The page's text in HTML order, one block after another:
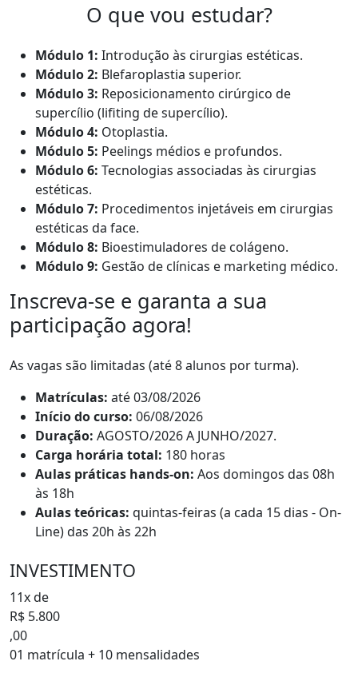
O que vou estudar?
Módulo 1: Introdução às cirurgias estéticas.
Módulo 2: Blefaroplastia superior.
Módulo 3: Reposicionamento cirúrgico de
supercílio (lifiting de supercílio).
Módulo 4: Otoplastia.
Módulo 5: Peelings médios e profundos.
Módulo 6: Tecnologias associadas às cirurgias
estéticas.
Módulo 7: Procedimentos injetáveis em cirurgias
estéticas da face.
Módulo 8: Bioestimuladores de colágeno.
Módulo 9: Gestão de clínicas e marketing médico.
Inscreva-se e garanta a sua
participação agora!
As vagas são limitadas (até 8 alunos por turma).
Matrículas: até 03/08/2026
Início do curso: 06/08/2026
Duração: AGOSTO/2026 A JUNHO/2027.
Carga horária total: 180 horas
Aulas práticas hands-on: Aos domingos das 08h
às 18h
Aulas teóricas: quintas-feiras (a cada 15 dias - On-
Line) das 20h às 22h
INVESTIMENTO
11x de
R$ 5.800
,00
01 matrícula + 10 mensalidades